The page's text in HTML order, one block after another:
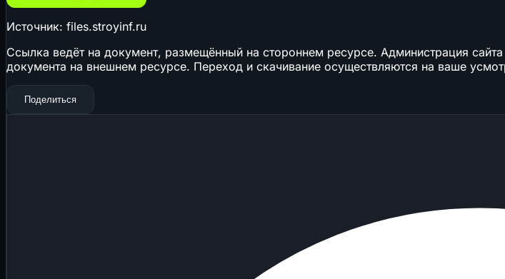
Источник: files.stroyinf.ru
Ссылка ведёт на документ, размещённый на стороннем ресурсе. Администрация сайта
документа на внешнем ресурсе. Переход и скачивание осуществляются на ваше
Поделиться